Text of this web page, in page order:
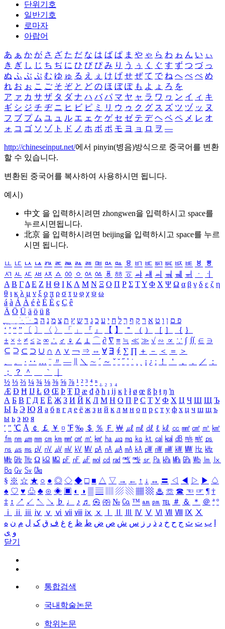
단위기호
일반기호
로마자
아랍어
あ ぁ か が さ ざ た だ な は ば ぱ ま や ゃ ら わ ゎ ん い ぃ
き ぎ し じ ち ぢ に ひ び ぴ み り う ぅ く ぐ す ず つ づ っ
ぬ ふ ぶ ぷ む ゆ ゅ る え ぇ け げ せ ぜ て で ね へ べ ぺ め
れ お ぉ こ ご そ ぞ と ど の ほ ぼ ぽ も よ ょ ろ を
ア ァ カ サ ザ タ ダ ナ ハ バ パ マ ヤ ャ ラ ワ ヮ ン イ ィ キ
ギ シ ジ チ ヂ ニ ヒ ビ ピ ミ リ ウ ゥ ク グ ス ズ ツ ヅ ッ ヌ
フ ブ プ ム ユ ュ ル エ ェ ケ ゲ セ ゼ テ デ ヘ ベ ペ メ レ オ
ォ コ ゴ ソ ゾ ト ド ノ ホ ボ ポ モ ヨ ョ ロ ヲ ―
http://chineseinput.net/에서 pinyin(병음)방식으로 중국어를 변환
할 수 있습니다.
변환된 중국어를 복사하여 사용하시면 됩니다.
예시)
中文 을 입력하시려면 zhongwen을 입력하시고 space를
누르시면됩니다.
北京 을 입력하시려면 beijing을 입력하시고 space를 누르
시면 됩니다.
ㅥ ㅦ ㅧ ㅨ ㅩ ㅪ ㅫ ㅬ ㅭ ㅮ ㅯ ㅰ ㅱ ㅲ ㅳ ㅴ ㅵ ㅶ ㅷ ㅸ
ㅹ
ㅺ ㅻ ㅼ ㅽ ㅾ ㅿ ㆀ ㆁ ㆂ ㆃ ㆄ ㆅ ㆆ ㆇ ㆈ ㆉ ㆊ ㆋ ㆌ ㆍ
ㆎ
Α Β ΓΔ Ε Ζ Η Θ Ι ΚΛ Μ Ν Ξ Ο Π Ρ Σ ΤΥ Φ Χ Ψ Ω α β γ δ ε ζ η
θ ι κ λ μ ν ξ ο π ρ σ τ υ φ χ ψ ω
á à Á À é è É È ç Ç ê
Ä Ö Ü ä ö ü ß
ִֶֹ ֻּ ׁׂ פ ם ן ו ט א ר ק ף ך ל ח י ע כ ג ד ש ץ ת צ מ נ ה ב
‘ ’ “ ” 〔 〕 〈 〉 「 」 『 』 【 】 ＂ （ ） ［ ］ ｛ ｝
± × ÷ ≠ ≤ ≥ ∞ ∴ ♂ ♀ ∠ ⊥ ⌒ ∂ ∇ ≡ ≒ ≪ ≫ √ ∽ ∝ ∵ ∫ ∬ ∈ ∋
⊆ ⊇ ⊂ ⊃ ∪ ∩ ∧ ∨ ￢ ⇒ ⇔ ∀ ∃ ∮ ∑ ∏ ＋ － ＜ ＝
＞
、
。 · ‥ … ¨ 〃 ― ＼ ∼ ´ ～ ˇ ˘ ˝ ˚ ˙ ¸ ¡ ¿ ː ！ ＇ ， ． ／
：
；
？ ＾ ｀
½ ⅓ ⅔ ¼ ¾ ⅛ ⅜ ⅝ ⅞ ¹ ² ³ ⁴ ⁿ ₁ ₂ ₃ ₄
Æ Ð Ħ Ĳ Ł Ø Œ Þ Ŧ Ŋ æ đ ð ħ ı ĳ ĸ ŀ ł ø œ ß þ ŧ ŋ ŉ
А Б В Г Д Е Ё Ж З И Й К Л М Н О П Р С Т У Ф Х Ц Ч Ш Щ Ъ
Ы Ь Э Ю Я а б в г д е ё ж з и й к л м н о п р с т у ф х ц ч ш щ ъ
ы ь э ю я
′ ″ ℃ Å ￠ ￡ ￥ ¤ ℉ ‰ ＄ ％ Ｆ ￦ ㎕ ㎖ ㎗ ℓ ㎘ ㏄ ㎣ ㎤ ㎥ ㎦
㎙ ㎚ ㎛ ㎜ ㎝ ㎞ ㎟ ㎠ ㎡ ㎢ ㏊ ㎍ ㎎ ㎏ ㏏ ㎈ ㎉ ㏈ ㎧ ㎨ ㎰
㎱ ㎲ ㎳ ㎴ ㎵ ㎶ ㎷ ㎸ ㎹ ㎀ ㎁ ㎂ ㎃ ㎄ ㎺ ㎻ ㎽ ㎾ ㎿ ㎐ ㎑
㎒ ㎓ ㎔ Ω ㏀ ㏁ ㎊ ㎋ ㎌ ㏖ ㏅ ㎭ ㎮ ㎯ ㏛ ㎩ ㎪ ㎫ ㎬ ㏝ ㏐
㏓
㏃ ㏉ ㏜ ㏆
§ ※ ☆ ★ ○ ● ◎ ◇ ◆ □ ■ △ ▽ → ← ↑ ↓ ↔ 〓 ◁ ◀ ▷ ▶ ♤
♠ ♡ ♥ ♧ ♣ ⊙ ◈ ▣ ◐ ◑ ▒ ▤ ▨ ▧ ▦ ▩ ♨ ☏ ☎ ☜ ☞ ¶ †
‡ ↕ ↗ ↙ ↖ ↘ ♭ ♩ ♪ ♬ ㉿ ㈜ № ㏇ ™ ㏂ ㏘ ℡ ＃ ＆ ＊ ＠ ª º
ⅰ
ⅱ ⅲ ⅳ ⅴ ⅵ ⅶ ⅷ ⅸ ⅹ Ⅳ Ⅴ Ⅵ Ⅶ Ⅷ Ⅸ Ⅹ
ب ت ث ج ح خ د ذ ر ز س ش ص ض ط ظ ع غ ف ق ک ل م ن ه
و ی
닫기
통합검색
국내학술논문
학위논문